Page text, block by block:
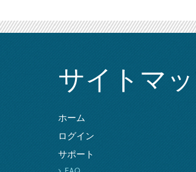
サイトマ
ホーム
ログイン
サポート